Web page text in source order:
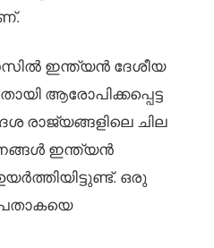
ഇന്ത്യൻ ദേശീയ
ആരോപിക്കപ്പെട്ട
രാജ്യങ്ങളിലെ ചില
ഇന്ത്യൻ
ഒരു
പതാകയെ